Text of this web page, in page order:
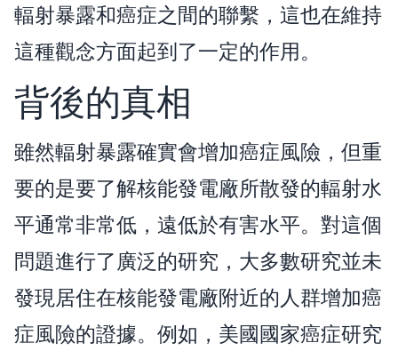
輻射暴露和癌症之間的聯繫，這也在維持
這種觀念方面起到了一定的作用。
背後的真相
雖然輻射暴露確實會增加癌症風險，但重
要的是要了解核能發電廠所散發的輻射水
平通常非常低，遠低於有害水平。對這個
問題進行了廣泛的研究，大多數研究並未
發現居住在核能發電廠附近的人群增加癌
症風險的證據。例如，美國國家癌症研究